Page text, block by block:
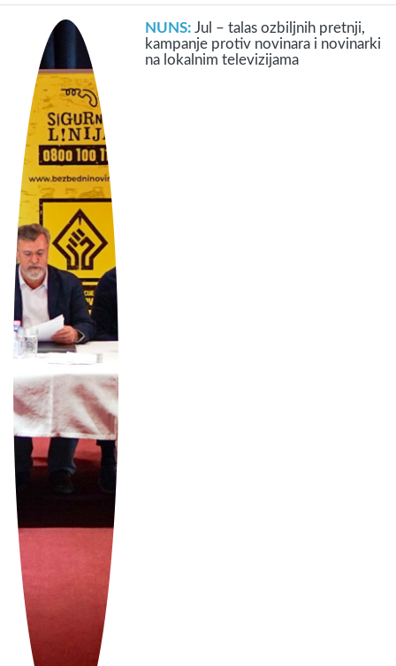
NUNS:Jul – talas ozbiljnih pretnji,
kampanje protiv novinara i novinarki
na lokalnim televizijama